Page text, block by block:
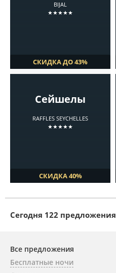
BIJAL
★★★★★
СКИДКА ДО 43%
Сейшелы
RAFFLES SEYCHELLES
★★★★★
СКИДКА 40%
Cегодня 122 предложения
Все предложения
Бесплатные ночи